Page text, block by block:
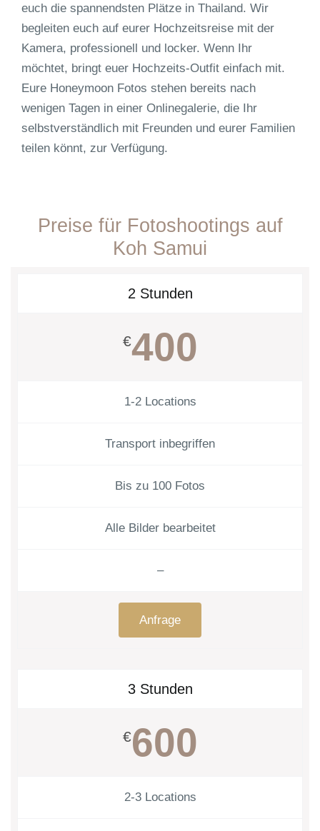
euch die spannendsten Plätze in Thailand. Wir
begleiten euch auf eurer Hochzeitsreise mit der
Kamera, professionell und locker. Wenn Ihr
möchtet, bringt euer Hochzeits-Outfit einfach mit.
Eure Honeymoon Fotos stehen bereits nach
wenigen Tagen in einer Onlinegalerie, die Ihr
selbstverständlich mit Freunden und eurer Familien
teilen könnt, zur Verfügung.
Preise für Fotoshootings auf
Koh Samui
2 Stunden
€400
1-2 Locations
Transport inbegriffen
Bis zu 100 Fotos
Alle Bilder bearbeitet
–
Anfrage
3 Stunden
€600
2-3 Locations